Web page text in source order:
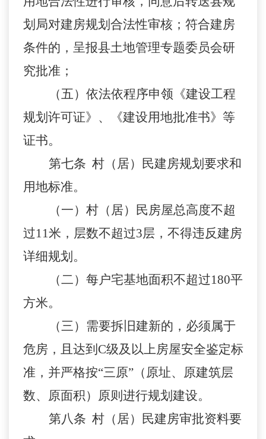
划局对建房规划合法性审核；符合建房
条件的，呈报县土地管理专题委员会研
究批准；
（五）依法依程序申领《建设工程
规划许可证》、《建设用地批准书》等
证书。
第七条 村（居）民建房规划要求和
用地标准。
（一）村（居）民房屋总高度不超
过11米，层数不超过3层，不得违反建房
详细规划。
（二）每户宅基地面积不超过180平
方米。
（三）需要拆旧建新的，必须属于
危房，且达到 C级及以上房屋安全鉴定标
准，并严格按“三原”（原址、原建筑层
数、原面积）原则进行规划建设。
第八条 村（居）民建房审批资料要